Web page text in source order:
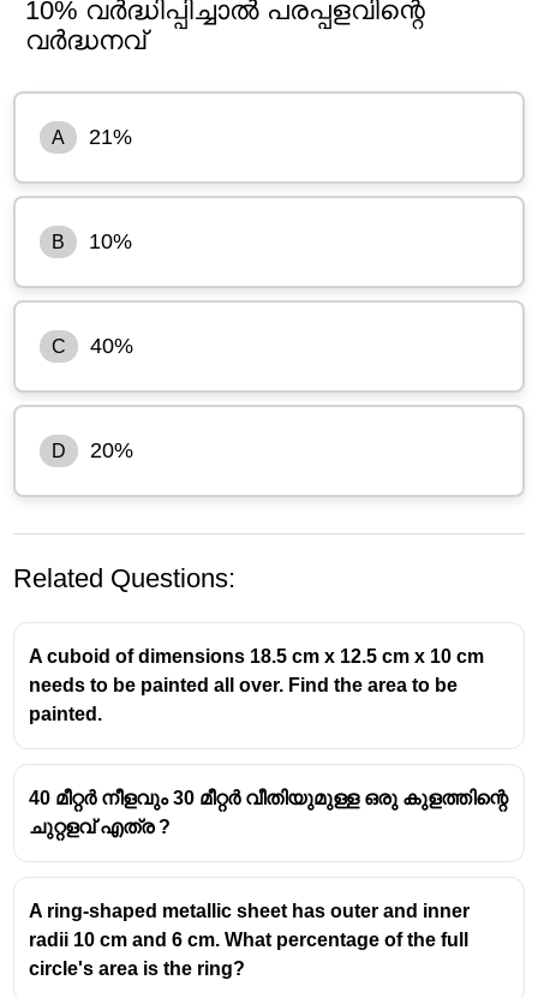
10% വർദ്ധിപ്പിച്ചാൽ പരപ്പളവിന്റെ
വർദ്ധനവ്
A 21%
B 10%
C 40%
D 20%
Related Questions:
A cuboid of dimensions 18.5 cm x 12.5 cm x 10 cm
needs to be painted all over. Find the area to be
painted.
40 മീറ്റർ നീളവും 30 മീറ്റർ വീതിയുമുള്ള ഒരു കുളത്തിന്റെ
ചുറ്റളവ് എത്ര ?
A ring-shaped metallic sheet has outer and inner
radii 10 cm and 6 cm. What percentage of the full
circle's area is the ring?